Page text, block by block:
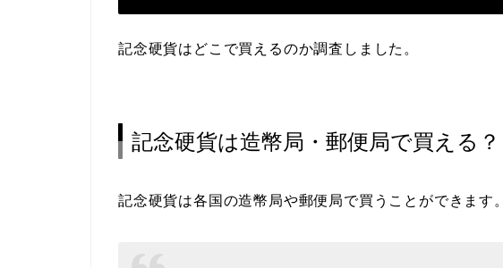
記念硬貨はどこで買えるのか調査しました。
記念硬貨は造幣局・郵便局で買える？
記念硬貨は各国の造幣局や郵便局で買うことができます。